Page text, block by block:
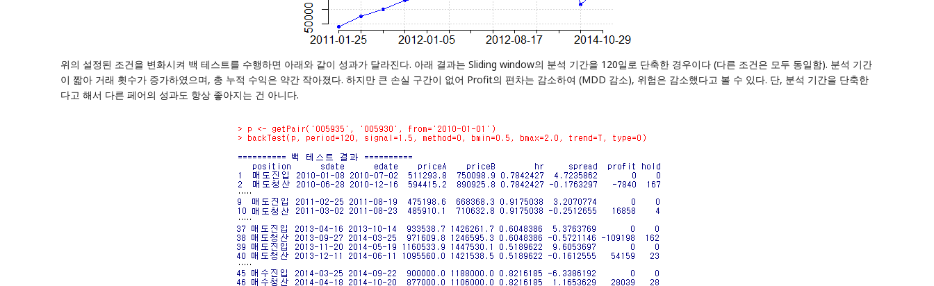
위의 설정된 조건을 변화시켜 백 테스트를 수행하면 아래와 같이 성과가 달라진다. 아래 결과는 Sliding window의 분석 기간을 120일로 단축한 경우이다 (다른 조건은 모두 동일함). 분석 기간
이 짧아 거래 횟수가 증가하였으며, 총 누적 수익은 약간 작아졌다. 하지만 큰 손실 구간이 없어 Profit의 편차는 감소하여 (MDD 감소), 위험은 감소했다고 볼 수 있다. 단, 분석 기간을 단축한
다고 해서 다른 페어의 성과도 항상 좋아지는 건 아니다.